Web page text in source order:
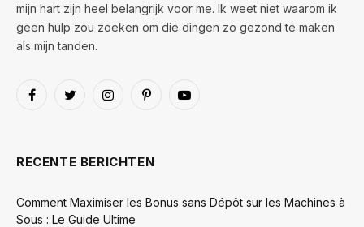
mijn hart zijn heel belangrijk voor me. Ik weet niet waarom ik
geen hulp zou zoeken om die dingen zo gezond te maken
als mijn tanden.
FacebookTwitterInstagramPinterestYouTube
RECENTE BERICHTEN
Comment Maximiser les Bonus sans Dépôt sur les Machines à
Sous : Le Guide Ultime